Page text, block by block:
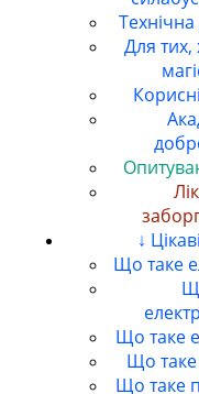
Для тих,
↓
Що таке
Що таке
Що таке
Що таке